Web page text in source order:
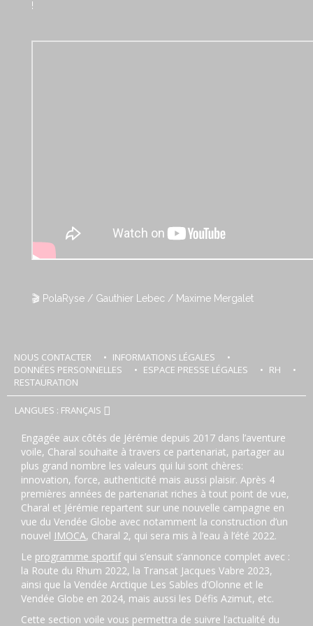
!
🎬 PolaRyse / Gauthier Lebec / Maxime Mergalet
NOUS CONTACTER
INFORMATIONS LÉGALES
DONNÉES PERSONNELLES
ESPACE PRESSE LÉGALES
RH
RESTAURATION
LANGUES : FRANÇAIS
Engagée aux côtés de Jérémie depuis 2017 dans l’aventure
voile, Charal souhaite à travers ce partenariat, partager au
plus grand nombre les valeurs qui lui sont chères:
innovation, force, authenticité mais aussi plaisir. Après 4
premières années de partenariat riches à tout point de vue,
Charal et Jérémie repartent sur une nouvelle campagne en
vue du Vendée Globe avec notamment la construction d’un
nouvel IMOCA, Charal 2, qui sera mis à l’eau à l’été 2022.
Le programme sportifqui s’ensuit s’annonce complet avec :
la Route du Rhum 2022, la Transat Jacques Vabre 2023,
ainsi que la Vendée Arctique Les Sables d’Olonne et le
Vendée Globe en 2024, mais aussi les Défis Azimut, etc.
Cette section voile vous permettra de suivre l’actualité du